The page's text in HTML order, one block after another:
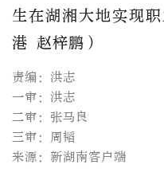
生在湖湘大地实现
港 赵梓鹏 ）
责编：洪志
一审：洪志
二审：张马良
三审：周韬
来源：新湖南客户端